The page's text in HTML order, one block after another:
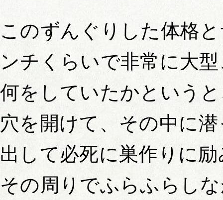
このずんぐりした体格
ンチくらいで非常に大
何をしていたかという
穴を開けて、その中に
出して必死に巣作りに
その周りでふらふらし